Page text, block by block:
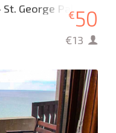
George Palace
€50
€13